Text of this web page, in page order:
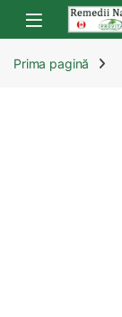
Skip to navigation
Skip to content
Open
Prima pagină